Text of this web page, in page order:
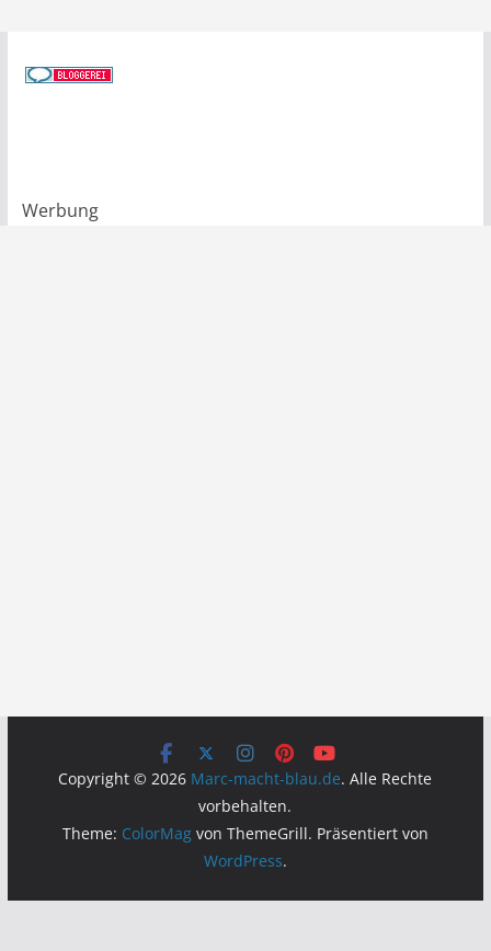
Werbung
Copyright © 2026 Marc-macht-blau.de. Alle Rechte
vorbehalten.
Theme: ColorMagvon ThemeGrill. Präsentiert von
WordPress.